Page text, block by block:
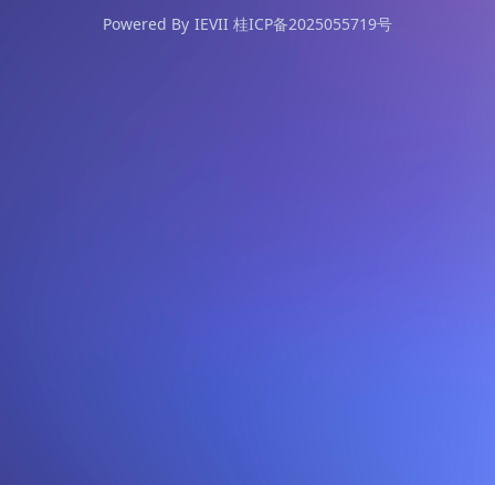
Powered By IEVII 桂ICP备2025055719号